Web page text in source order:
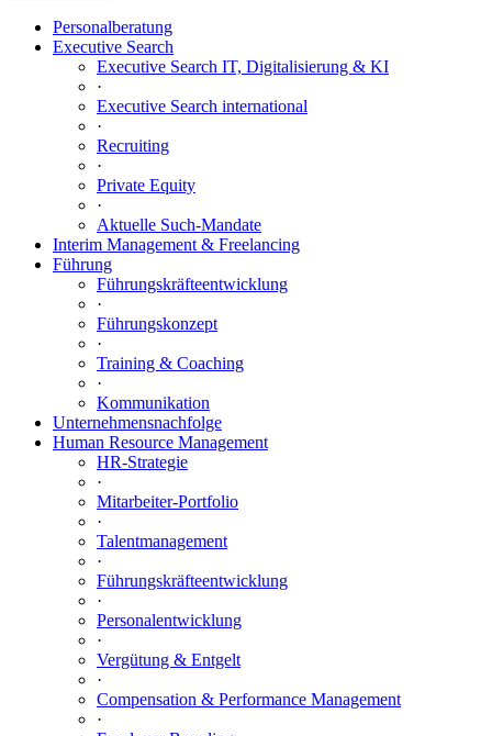
Personalberatung
Executive Search
Executive Search IT, Digitalisierung & KI
·
Executive Search international
·
Recruiting
·
Private Equity
·
Aktuelle Such-Mandate
Interim Management & Freelancing
Führung
Führungskräfteentwicklung
·
Führungskonzept
·
Training & Coaching
·
Kommunikation
Unternehmensnachfolge
Human Resource Management
HR-Strategie
·
Mitarbeiter-Portfolio
·
Talentmanagement
·
Führungskräfteentwicklung
·
Personalentwicklung
·
Vergütung & Entgelt
·
Compensation & Performance Management
·